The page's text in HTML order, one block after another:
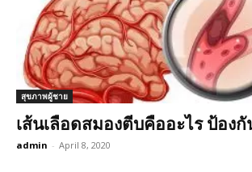
สุขภาพผู้ชาย
เส้นเลือดสมองตีบคืออะไร ป้องกั
admin - April 8, 2020